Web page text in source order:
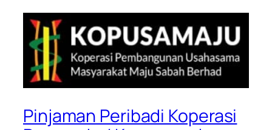
Pinjaman Peribadi Koperasi